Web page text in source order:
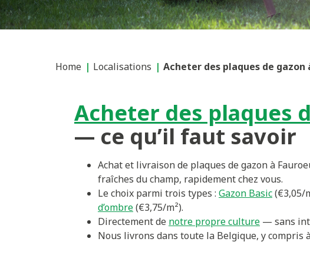
Home Localisations Acheter des plaques de gazon
Acheter des plaques
— ce qu’il faut savoir
Achat et livraison de plaques de gazon à
fraîches du champ, rapidement chez vous.
Le choix parmi trois types : Gazon Basic(€3,05/
d’ombre(€3,75/m²).
Directement de notre propre culture — sans
Nous livrons dans toute la Belgique, y compris